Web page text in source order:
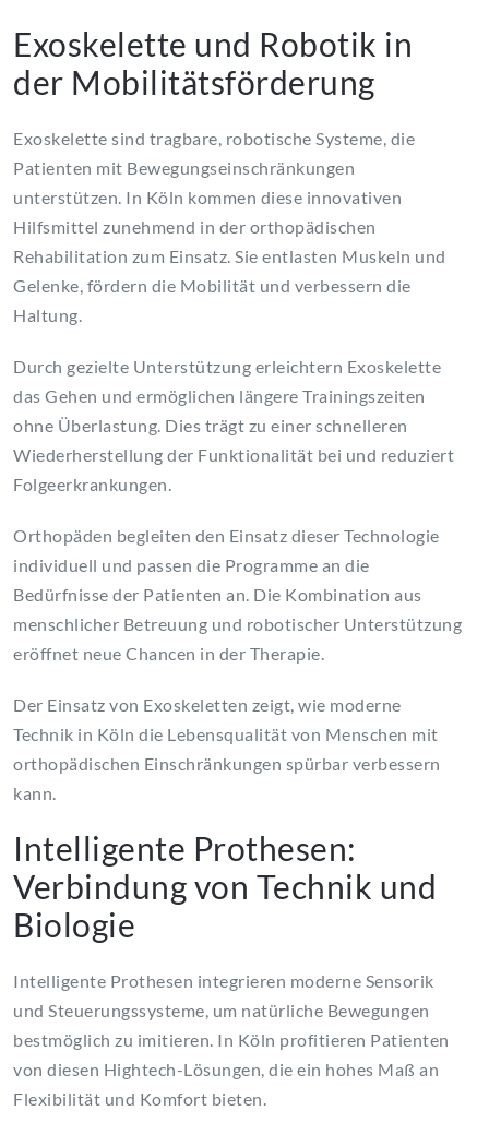
Exoskelette und Robotik in
der Mobilitätsförderung
Exoskelette sind tragbare, robotische Systeme, die
Patienten mit Bewegungseinschränkungen
unterstützen. In Köln kommen diese innovativen
Hilfsmittel zunehmend in der orthopädischen
Rehabilitation zum Einsatz. Sie entlasten Muskeln und
Gelenke, fördern die Mobilität und verbessern die
Haltung.
Durch gezielte Unterstützung erleichtern Exoskelette
das Gehen und ermöglichen längere Trainingszeiten
ohne Überlastung. Dies trägt zu einer schnelleren
Wiederherstellung der Funktionalität bei und reduziert
Folgeerkrankungen.
Orthopäden begleiten den Einsatz dieser Technologie
individuell und passen die Programme an die
Bedürfnisse der Patienten an. Die Kombination aus
menschlicher Betreuung und robotischer Unterstützung
eröffnet neue Chancen in der Therapie.
Der Einsatz von Exoskeletten zeigt, wie moderne
Technik in Köln die Lebensqualität von Menschen mit
orthopädischen Einschränkungen spürbar verbessern
kann.
Intelligente Prothesen:
Verbindung von Technik und
Biologie
Intelligente Prothesen integrieren moderne Sensorik
und Steuerungssysteme, um natürliche Bewegungen
bestmöglich zu imitieren. In Köln profitieren Patienten
von diesen Hightech-Lösungen, die ein hohes Maß an
Flexibilität und Komfort bieten.